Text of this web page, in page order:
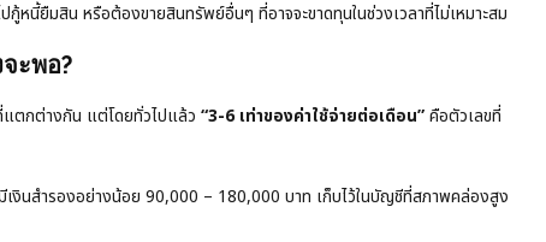
หนี้ยืมสิน หรือต้องขายสินทรัพย์อื่นๆ ที่อาจจะขาดทุนในช่วงเวลาที่ไม่เหมาะสม
ะพอ?
แตกต่างกัน แต่โดยทั่วไปแล้ว “3-6 เท่าของค่าใช้จ่ายต่อเดือน”คือตัวเลขที่
งินสำรองอย่างน้อย 90,000 – 180,000 บาท เก็บไว้ในบัญชีที่สภาพคล่องสูง